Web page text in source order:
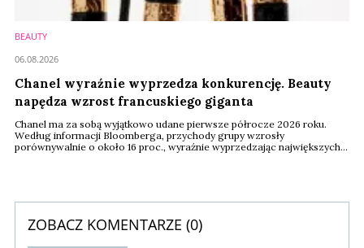
BEAUTY
Chanel wyraźnie wyprzedza konkurencję. Beauty
napędza wzrost francuskiego giganta
Chanel ma za sobą wyjątkowo udane pierwsze półrocze 2026 roku.
Według informacji Bloomberga, przychody grupy wzrosły
porównywalnie o około 16 proc., wyraźnie wyprzedzając największych
06.08.2026
ZOBACZ KOMENTARZE (0)